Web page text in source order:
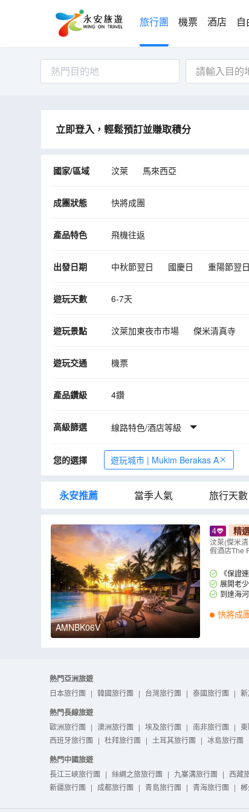
旅行團 機票 酒店 自
熱門目的地
立即登入，輕鬆預訂並賺取積分
國家/區域 汶萊 馬來西亞
成團狀態 快將成團
產品特色 飛機往返
出發日期 中秋節翌日 國慶日 重陽節翌日
遊玩天數 6-7天
遊玩景點 汶萊加東夜市市場 傑米清真寺
遊玩交通 機票
產品鑽級 4鑽
高級篩選 線路特色/酒店等級
您的選擇 遊玩城市 | Mukim Berakas A
永安推薦 當季人氣 旅行天數
AMNBK06V
精
a Hotel
之鏡)（
汶萊(傑米
假酒店The
《保證
展開老
到達海
快將成
熱門亞洲旅遊
日本旅行團 | 韓國旅行團 | 台灣旅行團 | 泰國旅行團 |
熱門長線旅遊
歐洲旅行團 | 澳洲旅行團 | 埃及旅行團 | 南非旅行團 |
西班牙旅行團 | 杜拜旅行團 | 土耳其旅行團 | 冰島旅行團
熱門中國旅遊
長江三峽旅行團 | 絲綢之旅旅行團 | 九寨溝旅行團 | 西藏
新疆旅行團 | 成都旅行團 | 青島旅行團 | 青海旅行團 |